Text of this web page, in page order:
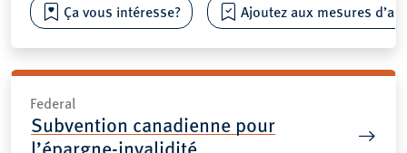
Ça vous intéresse? Ajoutez aux mesures
Federal
Subvention canadienne pour
l’épargne-invalidité